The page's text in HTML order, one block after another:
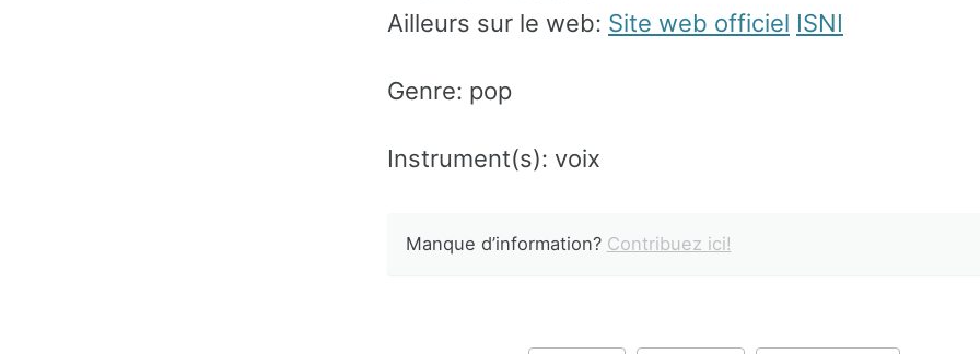
Ailleurs sur le web: Site web officiel ISNI
Genre: pop
Instrument(s): voix
Manque d’information? Contribuez ici!